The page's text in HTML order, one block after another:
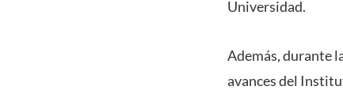
Universidad.
Además, durante
avances del